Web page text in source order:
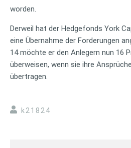
worden.
Derweil hat der Hedgefonds York
eine Übernahme der Forderungen
14 möchte er den Anlegern nun 16
überweisen, wenn sie ihre
übertragen.
k21824